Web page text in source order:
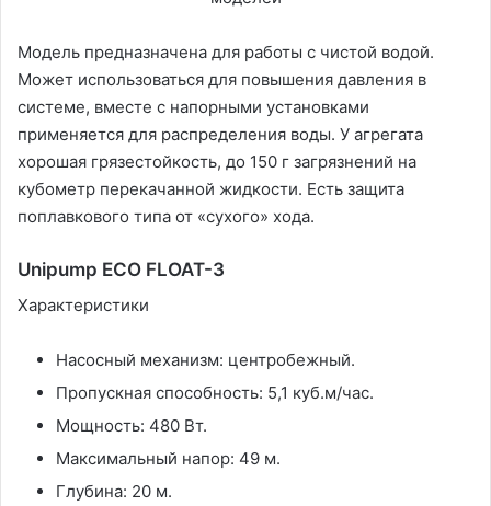
Модель предназначена для работы с чистой водой.
Может использоваться для повышения давления в
системе, вместе с напорными установками
применяется для распределения воды. У агрегата
хорошая грязестойкость, до 150 г загрязнений на
кубометр перекачанной жидкости. Есть защита
поплавкового типа от «сухого» хода.
Unipump ECO FLOAT-3
Характеристики
Насосный механизм: центробежный.
Пропускная способность: 5,1 куб.м/час.
Мощность: 480 Вт.
Максимальный напор: 49 м.
Глубина: 20 м.